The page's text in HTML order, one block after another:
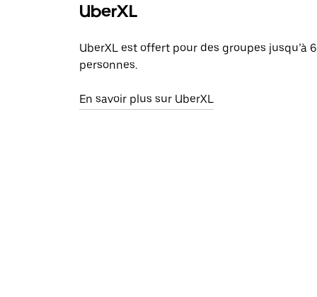
UberXL
UberXL est offert pour des groupes jusqu’à 6
personnes.
En savoir plus sur UberXL